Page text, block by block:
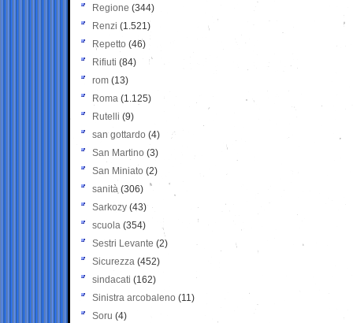
Regione (344)
Renzi (1.521)
Repetto (46)
Rifiuti (84)
rom (13)
Roma (1.125)
Rutelli (9)
san gottardo (4)
San Martino (3)
San Miniato (2)
sanità (306)
Sarkozy (43)
scuola (354)
Sestri Levante (2)
Sicurezza (452)
sindacati (162)
Sinistra arcobaleno (11)
Soru (4)